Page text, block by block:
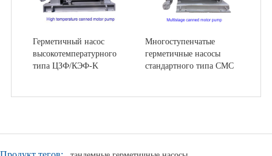
Герметичный насос
высокотемпературного
типа ЦЗФ/КЭФ-K
Многоступенчатые
герметичные насосы
стандартного типа СМС